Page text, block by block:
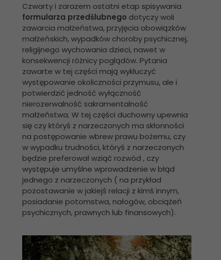
Czwarty i zarazem ostatni etap spisywania
formularza przedślubnego dotyczy woli
zawarcia małżeństwa, przyjęcia obowiązków
małżeńskich, wypadków choroby psychicznej,
religijnego wychowania dzieci, nawet w
konsekwencji różnicy poglądów. Pytania
zawarte w tej części mają wykluczyć
występowanie okoliczności przymusu, ale i
potwierdzić jedność wyłączność
nierozerwalność sakramentalność
małżeństwa. W tej części duchowny upewnia
się czy któryś z narzeczonych ma skłonności
na postępowanie wbrew prawu bożemu, czy
w wypadku trudności, któryś z narzeczonych
będzie preferował wziąć rozwód , czy
występuje umyślne wprowadzenie w błąd
jednego z narzeczonych ( na przykład
pozostawanie w jakiejś relacji z kimś innym,
posiadanie potomstwa, nałogów, obciążeń
psychicznych, prawnych lub finansowych).